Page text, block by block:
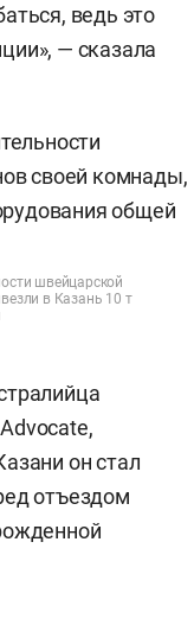
ведь это
— сказала
швейцарской
в Казань 10 т
он стал
отъездом